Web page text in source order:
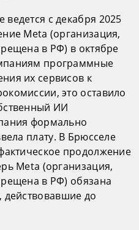
с декабря 2025
Meta (организация,
в РФ) в октябре
программные
их сервисов к
это оставило
ИИ
формально
плату. В Брюсселе
продолжение
Meta (организация,
в РФ) обязана
действовавшие до